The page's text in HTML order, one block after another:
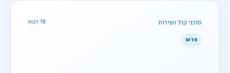
סוכני קול ושירות 18 דקות
חדש